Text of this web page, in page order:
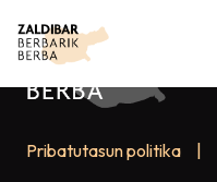
Pribatutasun politika